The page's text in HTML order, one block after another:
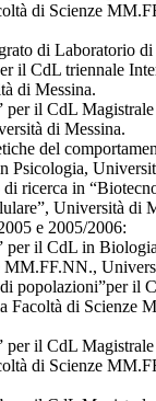
di Scienze
di Laboratorio
il CdL triennale
di Messina.
per il CdL
di Messina.
del
Psicologia,
ricerca in
Università di
e 2005/2006:
per il CdL in
MM.FF.NN.,
popolazioni”per il
Facoltà di Scienze
per il CdL
di Scienze